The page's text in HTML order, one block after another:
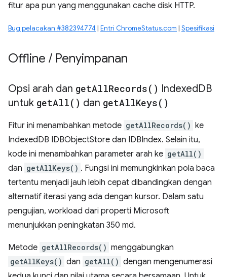
fitur apa pun yang menggunakan cache disk HTTP.
Bug pelacakan #382394774 | Entri ChromeStatus.com | Spesifikasi
Offline / Penyimpanan
Opsi arah dan getAllRecords( ) IndexedDB
untuk getAll( ) dan getAllKeys( )
Fitur ini menambahkan metode getAllRecords() ke
IndexedDB IDBObjectStore dan IDBIndex. Selain itu,
kode ini menambahkan parameter arah ke getAll()
dan getAllKeys() . Fungsi ini memungkinkan pola baca
tertentu menjadi jauh lebih cepat dibandingkan dengan
alternatif iterasi yang ada dengan kursor. Dalam satu
pengujian, workload dari properti Microsoft
menunjukkan peningkatan 350 md.
Metode getAllRecords() menggabungkan
getAllKeys() dan getAll() dengan mengenumerasi